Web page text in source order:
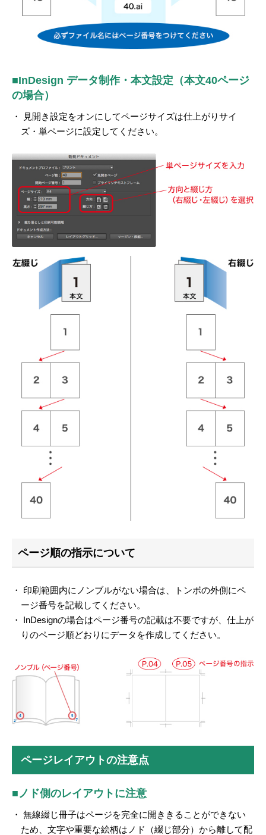
■InDesign データ制作・本文設定（本文40ページ
の場合）
・ 見開き設定をオンにしてページサイズは仕上がりサイ
ズ・単ページに設定してください。
ページ順の指示について
・ 印刷範囲内にノンブルがない場合は、トンボの外側にペ
ージ番号を記載してください。
・ InDesignの場合はページ番号の記載は不要ですが、仕上が
りのページ順どおりにデータを作成してください。
ページレイアウトの注意点
■ノド側のレイアウトに注意
・ 無線綴じ冊子はページを完全に開ききることができない
ため、文字や重要な絵柄はノド（綴じ部分）から離して配